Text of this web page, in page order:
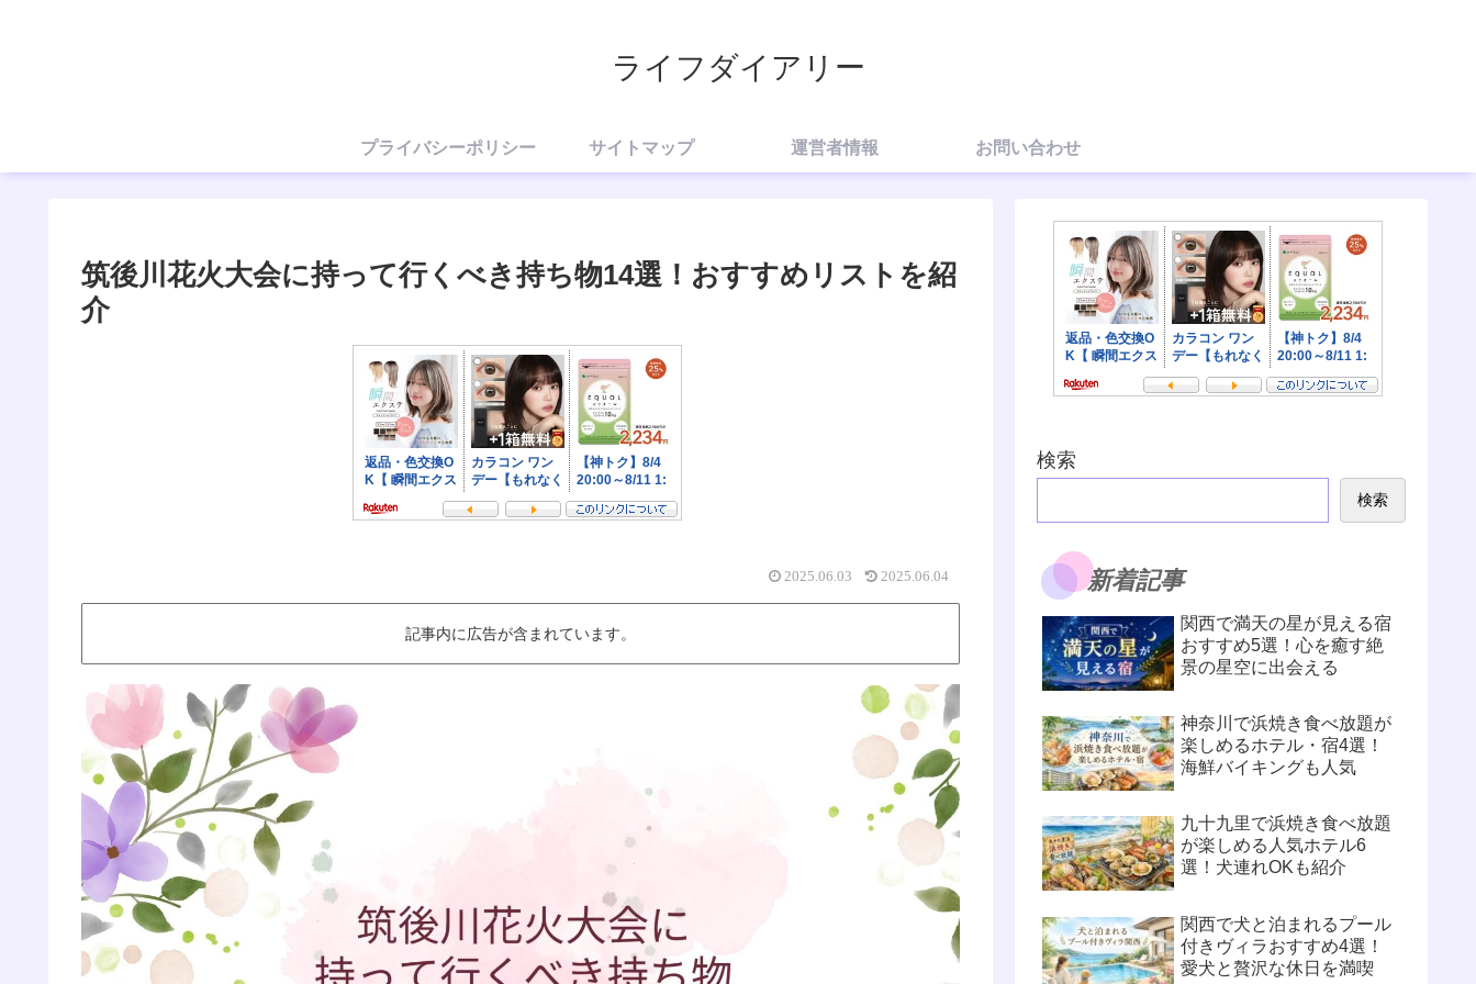
ライフダイアリー
プライバシーポリシー サイトマップ 運営者情報 お問い合わせ
筑後川花火大会に持って行くべき持ち物14選！おすすめリストを紹
介
2025.06.03 2025.06.04
記事内に広告が含まれています。
検索
検索
新着記事
関西で満天の星が見える宿
おすすめ5選！心を癒す絶
景の星空に出会える
神奈川で浜焼き食べ放題が
楽しめるホテル・宿4選！
海鮮バイキングも人気
九十九里で浜焼き食べ放題
が楽しめる人気ホテル6
選！犬連れOKも紹介
関西で犬と泊まれるプール
付きヴィラおすすめ4選！
愛犬と贅沢な休日を満喫